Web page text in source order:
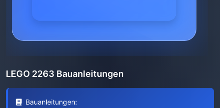
LEGO 2263 Bauanleitungen
Bauanleitungen: